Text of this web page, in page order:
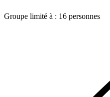
Groupe limité à : 16 personnes